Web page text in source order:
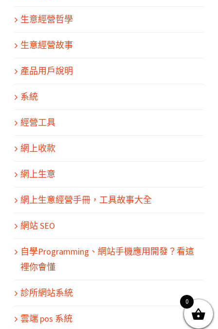
生意經營哲學
生意經營故事
產品用戶說明
系統
經營工具
網上收款
網上生意
網上生意經營手冊，工具故事大全
網站 SEO
自學Programming、網站手機應用開發？看這
裡你會懂
診所網站系統
雲端 pos 系統
關於我們
2026 | All Rights Reserved by MARS tree 火星樹資訊科技
0